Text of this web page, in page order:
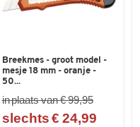
Breekmes - groot model -
mesje 18 mm - oranje -
50...
in plaats van € 99,95
slechts € 24,99